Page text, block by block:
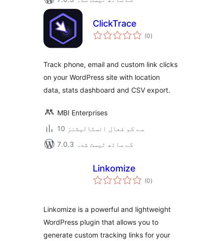
ClickTrace
(0مجموعی
درجہ
)
Track phone, email and custom link clicks
on your WordPress site with location
data, stats dashboard and CSV export.
MBI Enterprises
10 سے کم فعال انسٹالیشنز
7.0.3 کے ساتھ ٹیسٹ شدہ
Linkomize
(0مجموعی
درجہ
)
Linkomize is a powerful and lightweight
WordPress plugin that allows you to
generate custom tracking links for your